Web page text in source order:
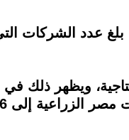
للمنتجات الغذائية في عام 2021 حوالي 279 شركة،
ويظهر ذلك